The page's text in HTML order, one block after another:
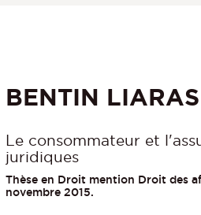
BENTIN
Le consommateur et
juridiques
Thèse en Droit mention Droit des
novembre 2015.